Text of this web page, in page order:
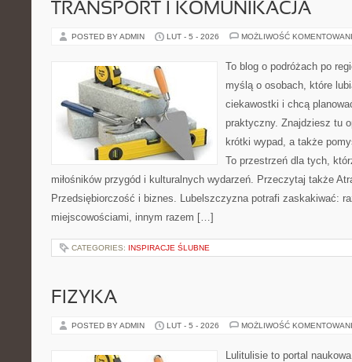
TRANSPORT I KOMUNIKACJA
POSTED BY ADMIN LUT - 5 - 2026 MOŻLIWOŚĆ
To blog o podróżach po
myślą o osobach, które
ciekawostki i chcą
praktyczny. Znajdziesz tu
krótki wypad, a także
To przestrzeń dla tych,
miłośników przygód i kulturalnych wydarzeń. Przeczytaj także
Przedsiębiorczość i biznes. Lubelszczyzna potrafi zaskakiwać:
miejscowościami, innym razem […]
CATEGORIES: INSPIRACJE ŚLUBNE
FIZYKA
POSTED BY ADMIN LUT - 5 - 2026 MOŻLIWOŚĆ
Lulitulisie to portal